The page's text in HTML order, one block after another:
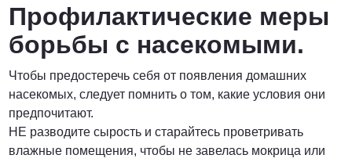
Профилактические меры
борьбы с насекомыми.
Чтобы предостеречь себя от появления домашних
насекомых, следует помнить о том, какие условия они
предпочитают.
НЕ разводите сырость и старайтесь проветривать
влажные помещения, чтобы не завелась мокрица или